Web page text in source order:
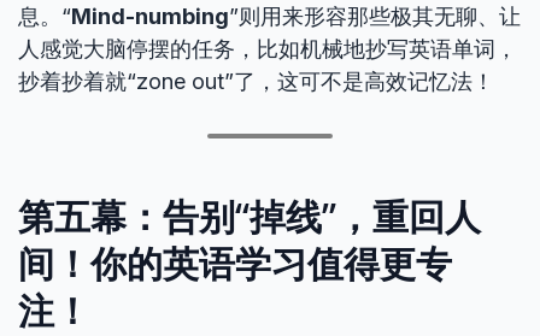
息。“Mind-numbing”则用来形容那些极其无聊、让
人感觉大脑停摆的任务，比如机械地抄写英语单词，
抄着抄着就“zone out”了，这可不是高效记忆法！
第五幕：告别“掉线”，重回人
间！你的英语学习值得更专
注！